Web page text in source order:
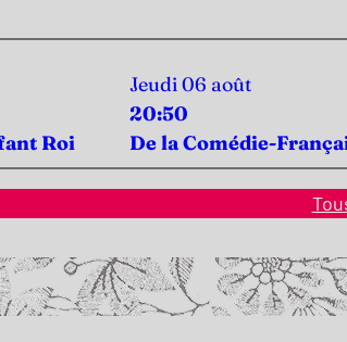
Roi
Jeudi 06 août
20:50
De la Comédie-